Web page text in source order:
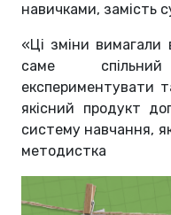
навичками, замість
«Ці зміни вимагали
саме
експериментувати
якісний продукт
систему навчання,
методистка